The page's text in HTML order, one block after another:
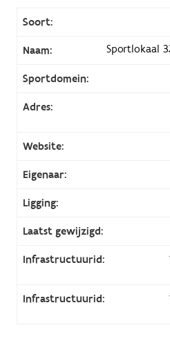
Soort:
Naam: Sportlokaal
Sportdomein:
Adres:
Website:
Eigenaar:
Ligging:
Laatst gewijzigd:
Infrastructuurid:
Infrastructuurid: